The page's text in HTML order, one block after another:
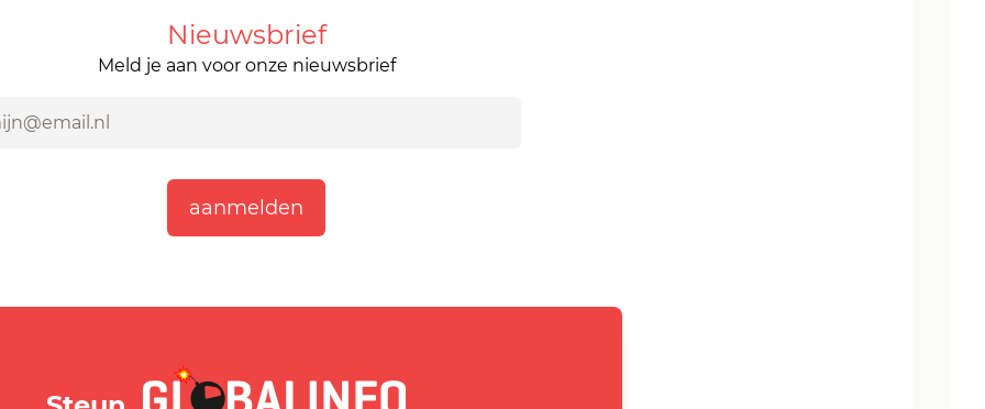
Nieuwsbrief
Meld je aan voor onze nieuwsbrief